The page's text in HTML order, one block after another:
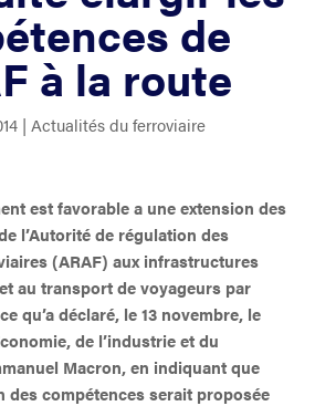
de
à la route
| Actualités du ferroviaire
est favorable a une extension des
l’Autorité de régulation des
(ARAF) aux infrastructures
au transport de voyageurs par
qu’a déclaré, le 13 novembre, le
de l’industrie et du
Macron, en indiquant que
des compétences serait proposée